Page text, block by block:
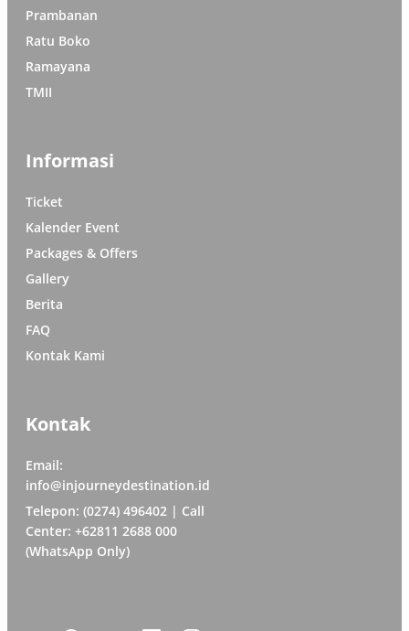
Prambanan
Ratu Boko
Ramayana
TMII
Informasi
Ticket
Kalender Event
Packages & Offers
Gallery
Berita
FAQ
Kontak Kami
Kontak
Email:
info@injourneydestination.id
Telepon: (0274) 496402 | Call
Center: +62811 2688 000
(WhatsApp Only)